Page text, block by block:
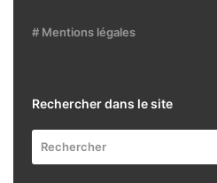
# Mentions légales
Rechercher dans le site